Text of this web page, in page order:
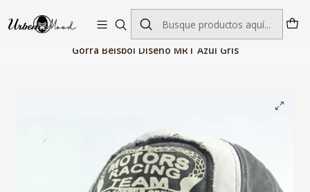
Envío GRATIS desde $60.000 | Entregas rápidas 1–5 días hábiles
Accesorios de Moda Gorras Hombre
Gorra Beisbol Diseño MRT Azul Gris